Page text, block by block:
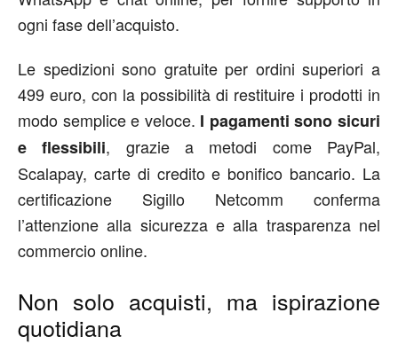
ogni fase dell’acquisto.
Le spedizioni sono gratuite per ordini superiori a
499 euro, con la possibilità di restituire i prodotti in
modo semplice e veloce. I pagamenti sono sicuri
e flessibili, grazie a metodi come PayPal,
Scalapay, carte di credito e bonifico bancario. La
certificazione Sigillo Netcomm conferma
l’attenzione alla sicurezza e alla trasparenza nel
commercio online.
Non solo acquisti, ma ispirazione
quotidiana